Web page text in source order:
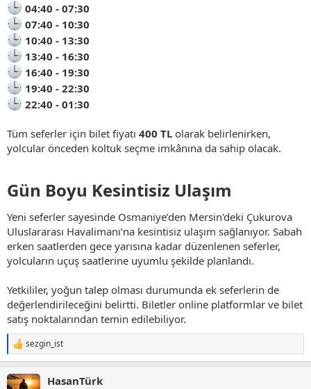
04:40 - 07:30
07:40 - 10:30
10:40 - 13:30
13:40 - 16:30
16:40 - 19:30
19:40 - 22:30
22:40 - 01:30
Tüm seferler için bilet fiyatı 400 TL olarak belirlenirken,
yolcular önceden koltuk seçme imkânına da sahip olacak.
Gün Boyu Kesintisiz Ulaşım
Yeni seferler sayesinde Osmaniye’den Mersin'deki Çukurova
Uluslararası Havalimanı’na kesintisiz ulaşım sağlanıyor. Sabah
erken saatlerden gece yarısına kadar düzenlenen seferler,
yolcuların uçuş saatlerine uyumlu şekilde planlandı.
Yetkililer, yoğun talep olması durumunda ek seferlerin de
değerlendirileceğini belirtti. Biletler online platformlar ve bilet
satış noktalarından temin edilebiliyor.
T
e
k
sezgin_ist
HasanTürk